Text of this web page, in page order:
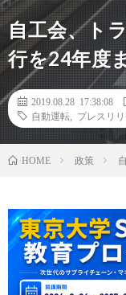
自工会、ト
行を24年度
2019.08.28 17:38:08
自動運転
プレスリ
HOME 政策